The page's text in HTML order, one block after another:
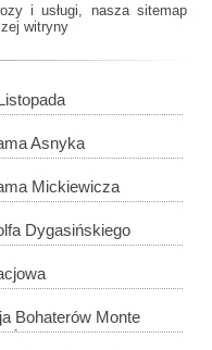
i usługi, nasza sitemap
witryny
Asnyka
Mickiewicza
Dygasińskiego
Bohaterów Monte